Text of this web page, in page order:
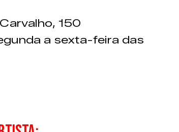
150
a sexta-feira das